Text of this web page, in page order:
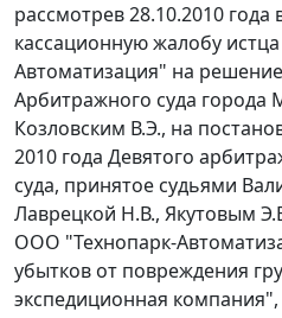
рассмотрев 28.10.2010 года
кассационную жалобу
Автоматизация" на
Арбитражного суда города
Козловским В.Э., на
2010 года Девятого
суда, принятое судьями
Лаврецкой Н.В., Якутовым
ООО "Технопарк-
убытков от повреждения
экспедиционная компания",